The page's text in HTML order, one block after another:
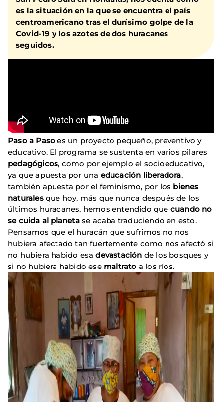
es la situación en la que se encuentra el país
centroamericano tras el durísimo golpe de la
Covid-19 y los azotes de dos huracanes
seguidos.
Paso a Paso es un proyecto pequeño, preventivo y
educativo. El programa se sustenta en varios pilares
pedagógicos, como por ejemplo el socioeducativo,
ya que apuesta por una educación liberadora,
también apuesta por el feminismo, por los bienes
naturalesque hoy, más que nunca después de los
últimos huracanes, hemos entendido que cuando no
se cuida al planetase acaba traduciendo en esto.
Pensamos que el huracán que sufrimos no nos
hubiera afectado tan fuertemente como nos afectó si
no hubiera habido esadevastación de los bosques y
si no hubiera habido ese maltrato a los ríos.